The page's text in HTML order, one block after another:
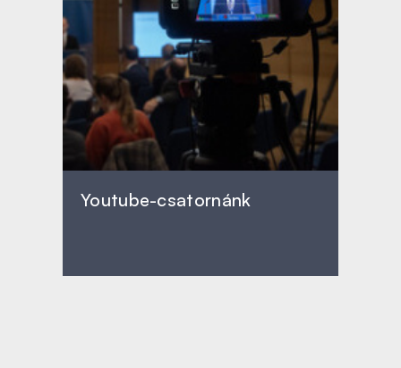
Youtube-csatornánk